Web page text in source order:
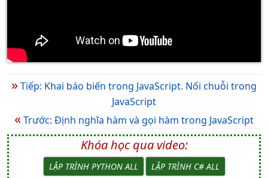
»Tiếp: Khai báo biến trong JavaScript. Nối chuỗi trong
JavaScript
«Trước: Định nghĩa hàm và gọi hàm trong JavaScript
Khóa học qua video:
LẬP TRÌNH PYTHON ALL LẬP TRÌNH C# ALL